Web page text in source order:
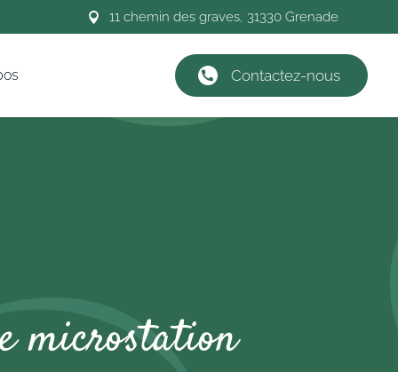
 11 chemin des graves, 31330 Grenade
Contactez-nous
microstation